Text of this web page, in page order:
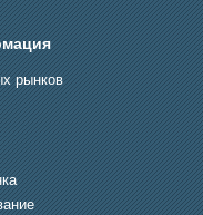
рынков